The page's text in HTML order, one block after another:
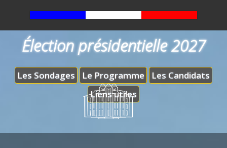
Les Sondages Le Programme
Les Candidats
Liens utiles
Élection présidentielle 2027